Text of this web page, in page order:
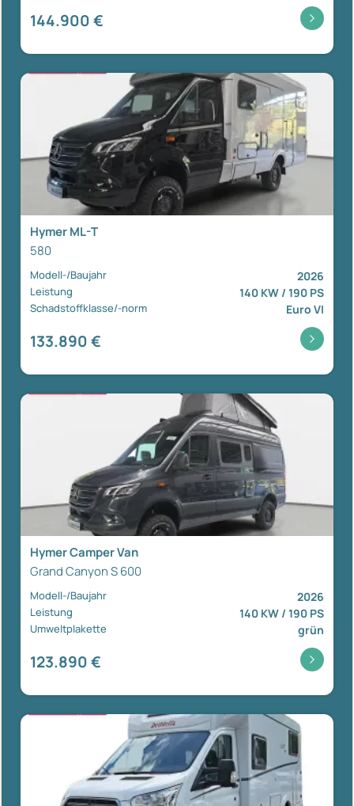
144.900 €
Hymer ML-T
580
Modell-/Baujahr 2026
Leistung 140 KW / 190 PS
Schadstoffklasse/-norm Euro VI
133.890 €
Hymer Camper Van
Grand Canyon S 600
Modell-/Baujahr 2026
Leistung 140 KW / 190 PS
Umweltplakette grün
123.890 €